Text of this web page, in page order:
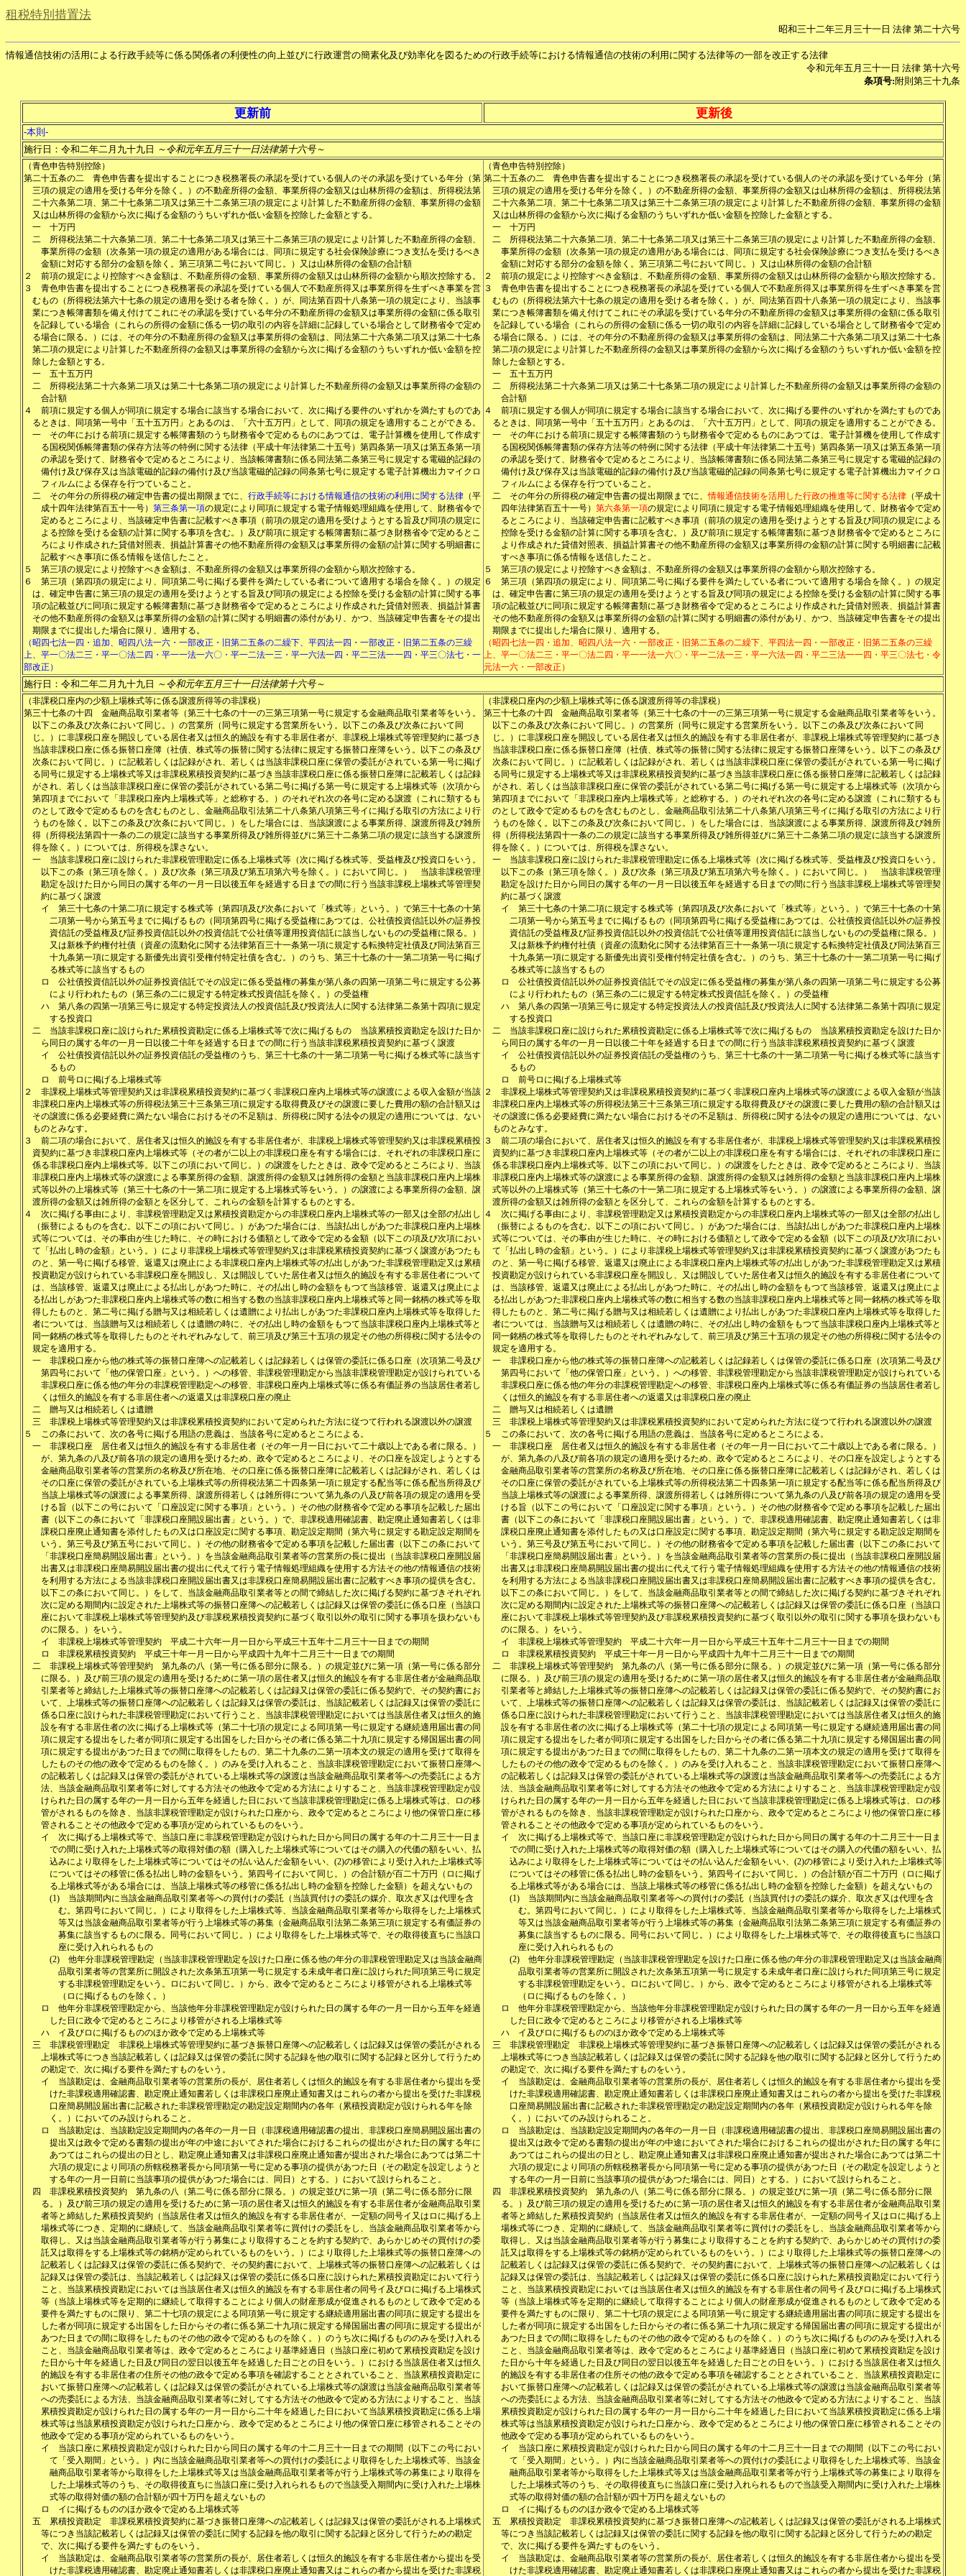
租税特別措置法
昭和三十二年三月三十一日 法律 第二十六号
情報通信技術の活用による行政手続等に係る関係者の利便性の向上並びに行政運営の簡素化及び効率化を図るための行政手続等における情報通信の技術の利用に関する法律等の一部を改正する法律
令和元年五月三十一日 法律 第十六号
条項号:附則第三十九条
更新前 更新後
-本則-
施行日：令和二年二月九十九日 ～令和元年五月三十一日法律第十六号～
（青色申告特別控除）
（青色申告特別控除）
第二十五条の二
青色申告書を提出することにつき税務署長の承認を受けている個人のその承認を受けている年分（第
三項の規定の適用を受ける年分を除く。）の不動産所得の金額、事業所得の金額又は山林所得の金額は、所得税法第
二十六条第二項、第二十七条第二項又は第三十二条第三項の規定により計算した不動産所得の金額、事業所得の金額
又は山林所得の金額から次に掲げる金額のうちいずれか低い金額を控除した金額とする。
第二十五条の二
青色申告書を提出することにつき税務署長の承認を受けている個人のその承認を受けている年分（第
三項の規定の適用を受ける年分を除く。）の不動産所得の金額、事業所得の金額又は山林所得の金額は、所得税法第
二十六条第二項、第二十七条第二項又は第三十二条第三項の規定により計算した不動産所得の金額、事業所得の金額
又は山林所得の金額から次に掲げる金額のうちいずれか低い金額を控除した金額とする。
一
十万円 一
十万円
二
所得税法第二十六条第二項、第二十七条第二項又は第三十二条第三項の規定により計算した不動産所得の金額、
事業所得の金額（次条第一項の規定の適用がある場合には、同項に規定する社会保険診療につき支払を受けるべき
金額に対応する部分の金額を除く。第三項第二号において同じ。）又は山林所得の金額の合計額
二
所得税法第二十六条第二項、第二十七条第二項又は第三十二条第三項の規定により計算した不動産所得の金額、
事業所得の金額（次条第一項の規定の適用がある場合には、同項に規定する社会保険診療につき支払を受けるべき
金額に対応する部分の金額を除く。第三項第二号において同じ。）又は山林所得の金額の合計額
２
前項の規定により控除すべき金額は、不動産所得の金額、事業所得の金額又は山林所得の金額から順次控除する。 ２
前項の規定により控除すべき金額は、不動産所得の金額、事業所得の金額又は山林所得の金額から順次控除する。
３
青色申告書を提出することにつき税務署長の承認を受けている個人で不動産所得又は事業所得を生ずべき事業を営
むもの（所得税法第六十七条の規定の適用を受ける者を除く。）が、同法第百四十八条第一項の規定により、当該事
業につき帳簿書類を備え付けてこれにその承認を受けている年分の不動産所得の金額又は事業所得の金額に係る取引
を記録している場合（これらの所得の金額に係る一切の取引の内容を詳細に記録している場合として財務省令で定め
る場合に限る。）には、その年分の不動産所得の金額又は事業所得の金額は、同法第二十六条第二項又は第二十七条
第二項の規定により計算した不動産所得の金額又は事業所得の金額から次に掲げる金額のうちいずれか低い金額を控
除した金額とする。
３
青色申告書を提出することにつき税務署長の承認を受けている個人で不動産所得又は事業所得を生ずべき事業を営
むもの（所得税法第六十七条の規定の適用を受ける者を除く。）が、同法第百四十八条第一項の規定により、当該事
業につき帳簿書類を備え付けてこれにその承認を受けている年分の不動産所得の金額又は事業所得の金額に係る取引
を記録している場合（これらの所得の金額に係る一切の取引の内容を詳細に記録している場合として財務省令で定め
る場合に限る。）には、その年分の不動産所得の金額又は事業所得の金額は、同法第二十六条第二項又は第二十七条
第二項の規定により計算した不動産所得の金額又は事業所得の金額から次に掲げる金額のうちいずれか低い金額を控
除した金額とする。
一
五十五万円 一
五十五万円
二
所得税法第二十六条第二項又は第二十七条第二項の規定により計算した不動産所得の金額又は事業所得の金額の
合計額
二
所得税法第二十六条第二項又は第二十七条第二項の規定により計算した不動産所得の金額又は事業所得の金額の
合計額
４
前項に規定する個人が同項に規定する場合に該当する場合において、次に掲げる要件のいずれかを満たすものであ
るときは、同項第一号中「五十五万円」とあるのは、「六十五万円」として、同項の規定を適用することができる。
４
前項に規定する個人が同項に規定する場合に該当する場合において、次に掲げる要件のいずれかを満たすものであ
るときは、同項第一号中「五十五万円」とあるのは、「六十五万円」として、同項の規定を適用することができる。
一
その年における前項に規定する帳簿書類のうち財務省令で定めるものにあつては、電子計算機を使用して作成す
る国税関係帳簿書類の保存方法等の特例に関する法律（平成十年法律第二十五号）第四条第一項又は第五条第一項
の承認を受けて、財務省令で定めるところにより、当該帳簿書類に係る同法第二条第三号に規定する電磁的記録の
備付け及び保存又は当該電磁的記録の備付け及び当該電磁的記録の同条第七号に規定する電子計算機出力マイクロ
フィルムによる保存を行つていること。
一
その年における前項に規定する帳簿書類のうち財務省令で定めるものにあつては、電子計算機を使用して作成す
る国税関係帳簿書類の保存方法等の特例に関する法律（平成十年法律第二十五号）第四条第一項又は第五条第一項
の承認を受けて、財務省令で定めるところにより、当該帳簿書類に係る同法第二条第三号に規定する電磁的記録の
備付け及び保存又は当該電磁的記録の備付け及び当該電磁的記録の同条第七号に規定する電子計算機出力マイクロ
フィルムによる保存を行つていること。
二
その年分の所得税の確定申告書の提出期限までに、 行政手続等における情報通信の技術の利用に関する法律 （平
成十四年法律第百五十一号） 第三条第一項の規定により同項に規定する電子情報処理組織を使用して、財務省令で
定めるところにより、当該確定申告書に記載すべき事項（前項の規定の適用を受けようとする旨及び同項の規定に
よる控除を受ける金額の計算に関する事項を含む。）及び前項に規定する帳簿書類に基づき財務省令で定めるとこ
ろにより作成された貸借対照表、損益計算書その他不動産所得の金額又は事業所得の金額の計算に関する明細書に
記載すべき事項に係る情報を送信したこと。
二 その年分の所得税の確定申告書の提出期限までに、情報通信技術を活用した行政の推進等に関する法律 （平成十
四年法律第百五十一号） 第六条第一項の規定により同項に規定する電子情報処理組織を使用して、財務省令で定め
るところにより、当該確定申告書に記載すべき事項（前項の規定の適用を受けようとする旨及び同項の規定による
控除を受ける金額の計算に関する事項を含む。）及び前項に規定する帳簿書類に基づき財務省令で定めるところに
より作成された貸借対照表、損益計算書その他不動産所得の金額又は事業所得の金額の計算に関する明細書に記載
すべき事項に係る情報を送信したこと。
５
第三項の規定により控除すべき金額は、不動産所得の金額又は事業所得の金額から順次控除する。 ５
第三項の規定により控除すべき金額は、不動産所得の金額又は事業所得の金額から順次控除する。
６
第三項（第四項の規定により、同項第二号に掲げる要件を満たしている者について適用する場合を除く。）の規定
は、確定申告書に第三項の規定の適用を受けようとする旨及び同項の規定による控除を受ける金額の計算に関する事
項の記載並びに同項に規定する帳簿書類に基づき財務省令で定めるところにより作成された貸借対照表、損益計算書
その他不動産所得の金額又は事業所得の金額の計算に関する明細書の添付があり、かつ、当該確定申告書をその提出
期限までに提出した場合に限り、適用する。
６
第三項（第四項の規定により、同項第二号に掲げる要件を満たしている者について適用する場合を除く。）の規定
は、確定申告書に第三項の規定の適用を受けようとする旨及び同項の規定による控除を受ける金額の計算に関する事
項の記載並びに同項に規定する帳簿書類に基づき財務省令で定めるところにより作成された貸借対照表、損益計算書
その他不動産所得の金額又は事業所得の金額の計算に関する明細書の添付があり、かつ、当該確定申告書をその提出
期限までに提出した場合に限り、適用する。
（昭四七法一四・追加、昭四八法一六・一部改正・旧第二五条の二繰下、平四法一四・一部改正・旧第二五条の三繰
上、平一〇法二三・平一〇法二四・平一一法一六〇・平一二法一三・平一六法一四・平二三法一一四・平三〇法七・一
部改正）
（昭四七法一四・追加、昭四八法一六・一部改正・旧第二五条の二繰下、平四法一四・一部改正・旧第二五条の三繰
上、平一〇法二三・平一〇法二四・平一一法一六〇・平一二法一三・平一六法一四・平二三法一一四・平三〇法七・令
元法一六・一部改正）
施行日：令和二年二月九十九日 ～令和元年五月三十一日法律第十六号～
（非課税口座内の少額上場株式等に係る譲渡所得等の非課税）
（非課税口座内の少額上場株式等に係る譲渡所得等の非課税）
第三十七条の十四
金融商品取引業者等（第三十七条の十一の三第三項第一号に規定する金融商品取引業者等をいう。
以下この条及び次条において同じ。）の営業所（同号に規定する営業所をいう。以下この条及び次条において同
じ。）に非課税口座を開設している居住者又は恒久的施設を有する非居住者が、非課税上場株式等管理契約に基づき
当該非課税口座に係る振替口座簿（社債、株式等の振替に関する法律に規定する振替口座簿をいう。以下この条及び
次条において同じ。）に記載若しくは記録がされ、若しくは当該非課税口座に保管の委託がされている第一号に掲げ
る同号に規定する上場株式等又は非課税累積投資契約に基づき当該非課税口座に係る振替口座簿に記載若しくは記録
がされ、若しくは当該非課税口座に保管の委託がされている第二号に掲げる第一号に規定する上場株式等（次項から
第四項までにおいて「非課税口座内上場株式等」と総称する。）のそれぞれ次の各号に定める譲渡（これに類するも
のとして政令で定めるものを含むものとし、金融商品取引法第二十八条第八項第三号イに掲げる取引の方法により行
うものを除く。以下この条及び次条において同じ。）をした場合には、当該譲渡による事業所得、譲渡所得及び雑所
得（所得税法第四十一条の二の規定に該当する事業所得及び雑所得並びに第三十二条第二項の規定に該当する譲渡所
得を除く。）については、所得税を課さない。
第三十七条の十四
金融商品取引業者等（第三十七条の十一の三第三項第一号に規定する金融商品取引業者等をいう。
以下この条及び次条において同じ。）の営業所（同号に規定する営業所をいう。以下この条及び次条において同
じ。）に非課税口座を開設している居住者又は恒久的施設を有する非居住者が、非課税上場株式等管理契約に基づき
当該非課税口座に係る振替口座簿（社債、株式等の振替に関する法律に規定する振替口座簿をいう。以下この条及び
次条において同じ。）に記載若しくは記録がされ、若しくは当該非課税口座に保管の委託がされている第一号に掲げ
る同号に規定する上場株式等又は非課税累積投資契約に基づき当該非課税口座に係る振替口座簿に記載若しくは記録
がされ、若しくは当該非課税口座に保管の委託がされている第二号に掲げる第一号に規定する上場株式等（次項から
第四項までにおいて「非課税口座内上場株式等」と総称する。）のそれぞれ次の各号に定める譲渡（これに類するも
のとして政令で定めるものを含むものとし、金融商品取引法第二十八条第八項第三号イに掲げる取引の方法により行
うものを除く。以下この条及び次条において同じ。）をした場合には、当該譲渡による事業所得、譲渡所得及び雑所
得（所得税法第四十一条の二の規定に該当する事業所得及び雑所得並びに第三十二条第二項の規定に該当する譲渡所
得を除く。）については、所得税を課さない。
一
当該非課税口座に設けられた非課税管理勘定に係る上場株式等（次に掲げる株式等、受益権及び投資口をいう。
以下この条（第三項を除く。）及び次条（第三項及び第五項第六号を除く。）において同じ。） 当該非課税管理
勘定を設けた日から同日の属する年の一月一日以後五年を経過する日までの間に行う当該非課税上場株式等管理契
約に基づく譲渡
一
当該非課税口座に設けられた非課税管理勘定に係る上場株式等（次に掲げる株式等、受益権及び投資口をいう。
以下この条（第三項を除く。）及び次条（第三項及び第五項第六号を除く。）において同じ。） 当該非課税管理
勘定を設けた日から同日の属する年の一月一日以後五年を経過する日までの間に行う当該非課税上場株式等管理契
約に基づく譲渡
イ
第三十七条の十第二項に規定する株式等（第四項及び次条において「株式等」という。）で第三十七条の十第
二項第一号から第五号までに掲げるもの（同項第四号に掲げる受益権にあつては、公社債投資信託以外の証券投
資信託の受益権及び証券投資信託以外の投資信託で公社債等運用投資信託に該当しないものの受益権に限る。）
又は新株予約権付社債（資産の流動化に関する法律第百三十一条第一項に規定する転換特定社債及び同法第百三
十九条第一項に規定する新優先出資引受権付特定社債を含む。）のうち、第三十七条の十一第二項第一号に掲げ
る株式等に該当するもの
イ
第三十七条の十第二項に規定する株式等（第四項及び次条において「株式等」という。）で第三十七条の十第
二項第一号から第五号までに掲げるもの（同項第四号に掲げる受益権にあつては、公社債投資信託以外の証券投
資信託の受益権及び証券投資信託以外の投資信託で公社債等運用投資信託に該当しないものの受益権に限る。）
又は新株予約権付社債（資産の流動化に関する法律第百三十一条第一項に規定する転換特定社債及び同法第百三
十九条第一項に規定する新優先出資引受権付特定社債を含む。）のうち、第三十七条の十一第二項第一号に掲げ
る株式等に該当するもの
ロ
公社債投資信託以外の証券投資信託でその設定に係る受益権の募集が第八条の四第一項第二号に規定する公募
により行われたもの（第三条の二に規定する特定株式投資信託を除く。）の受益権
ロ
公社債投資信託以外の証券投資信託でその設定に係る受益権の募集が第八条の四第一項第二号に規定する公募
により行われたもの（第三条の二に規定する特定株式投資信託を除く。）の受益権
ハ
第八条の四第一項第三号に規定する特定投資法人の投資信託及び投資法人に関する法律第二条第十四項に規定
する投資口
ハ
第八条の四第一項第三号に規定する特定投資法人の投資信託及び投資法人に関する法律第二条第十四項に規定
する投資口
二
当該非課税口座に設けられた累積投資勘定に係る上場株式等で次に掲げるもの 当該累積投資勘定を設けた日か
ら同日の属する年の一月一日以後二十年を経過する日までの間に行う当該非課税累積投資契約に基づく譲渡
二
当該非課税口座に設けられた累積投資勘定に係る上場株式等で次に掲げるもの 当該累積投資勘定を設けた日か
ら同日の属する年の一月一日以後二十年を経過する日までの間に行う当該非課税累積投資契約に基づく譲渡
イ
公社債投資信託以外の証券投資信託の受益権のうち、第三十七条の十一第二項第一号に掲げる株式等に該当す
るもの
イ
公社債投資信託以外の証券投資信託の受益権のうち、第三十七条の十一第二項第一号に掲げる株式等に該当す
るもの
ロ
前号ロに掲げる上場株式等 ロ
前号ロに掲げる上場株式等
２
非課税上場株式等管理契約又は非課税累積投資契約に基づく非課税口座内上場株式等の譲渡による収入金額が当該
非課税口座内上場株式等の所得税法第三十三条第三項に規定する取得費及びその譲渡に要した費用の額の合計額又は
その譲渡に係る必要経費に満たない場合におけるその不足額は、所得税に関する法令の規定の適用については、ない
ものとみなす。
２
非課税上場株式等管理契約又は非課税累積投資契約に基づく非課税口座内上場株式等の譲渡による収入金額が当該
非課税口座内上場株式等の所得税法第三十三条第三項に規定する取得費及びその譲渡に要した費用の額の合計額又は
その譲渡に係る必要経費に満たない場合におけるその不足額は、所得税に関する法令の規定の適用については、ない
ものとみなす。
３
前二項の場合において、居住者又は恒久的施設を有する非居住者が、非課税上場株式等管理契約又は非課税累積投
資契約に基づき非課税口座内上場株式等（その者が二以上の非課税口座を有する場合には、それぞれの非課税口座に
係る非課税口座内上場株式等。以下この項において同じ。）の譲渡をしたときは、政令で定めるところにより、当該
非課税口座内上場株式等の譲渡による事業所得の金額、譲渡所得の金額又は雑所得の金額と当該非課税口座内上場株
式等以外の上場株式等（第三十七条の十一第二項に規定する上場株式等をいう。）の譲渡による事業所得の金額、譲
渡所得の金額又は雑所得の金額とを区分して、これらの金額を計算するものとする。
３
前二項の場合において、居住者又は恒久的施設を有する非居住者が、非課税上場株式等管理契約又は非課税累積投
資契約に基づき非課税口座内上場株式等（その者が二以上の非課税口座を有する場合には、それぞれの非課税口座に
係る非課税口座内上場株式等。以下この項において同じ。）の譲渡をしたときは、政令で定めるところにより、当該
非課税口座内上場株式等の譲渡による事業所得の金額、譲渡所得の金額又は雑所得の金額と当該非課税口座内上場株
式等以外の上場株式等（第三十七条の十一第二項に規定する上場株式等をいう。）の譲渡による事業所得の金額、譲
渡所得の金額又は雑所得の金額とを区分して、これらの金額を計算するものとする。
４
次に掲げる事由により、非課税管理勘定又は累積投資勘定からの非課税口座内上場株式等の一部又は全部の払出し
（振替によるものを含む。以下この項において同じ。）があつた場合には、当該払出しがあつた非課税口座内上場株
式等については、その事由が生じた時に、その時における価額として政令で定める金額（以下この項及び次項におい
て「払出し時の金額」という。）により非課税上場株式等管理契約又は非課税累積投資契約に基づく譲渡があつたも
のと、第一号に掲げる移管、返還又は廃止による非課税口座内上場株式等の払出しがあつた非課税管理勘定又は累積
投資勘定が設けられている非課税口座を開設し、又は開設していた居住者又は恒久的施設を有する非居住者について
は、当該移管、返還又は廃止による払出しがあつた時に、その払出し時の金額をもつて当該移管、返還又は廃止によ
る払出しがあつた非課税口座内上場株式等の数に相当する数の当該非課税口座内上場株式等と同一銘柄の株式等を取
得したものと、第二号に掲げる贈与又は相続若しくは遺贈により払出しがあつた非課税口座内上場株式等を取得した
者については、当該贈与又は相続若しくは遺贈の時に、その払出し時の金額をもつて当該非課税口座内上場株式等と
同一銘柄の株式等を取得したものとそれぞれみなして、前三項及び第三十五項の規定その他の所得税に関する法令の
規定を適用する。
４
次に掲げる事由により、非課税管理勘定又は累積投資勘定からの非課税口座内上場株式等の一部又は全部の払出し
（振替によるものを含む。以下この項において同じ。）があつた場合には、当該払出しがあつた非課税口座内上場株
式等については、その事由が生じた時に、その時における価額として政令で定める金額（以下この項及び次項におい
て「払出し時の金額」という。）により非課税上場株式等管理契約又は非課税累積投資契約に基づく譲渡があつたも
のと、第一号に掲げる移管、返還又は廃止による非課税口座内上場株式等の払出しがあつた非課税管理勘定又は累積
投資勘定が設けられている非課税口座を開設し、又は開設していた居住者又は恒久的施設を有する非居住者について
は、当該移管、返還又は廃止による払出しがあつた時に、その払出し時の金額をもつて当該移管、返還又は廃止によ
る払出しがあつた非課税口座内上場株式等の数に相当する数の当該非課税口座内上場株式等と同一銘柄の株式等を取
得したものと、第二号に掲げる贈与又は相続若しくは遺贈により払出しがあつた非課税口座内上場株式等を取得した
者については、当該贈与又は相続若しくは遺贈の時に、その払出し時の金額をもつて当該非課税口座内上場株式等と
同一銘柄の株式等を取得したものとそれぞれみなして、前三項及び第三十五項の規定その他の所得税に関する法令の
規定を適用する。
一
非課税口座から他の株式等の振替口座簿への記載若しくは記録若しくは保管の委託に係る口座（次項第二号及び
第四号において「他の保管口座」という。）への移管、非課税管理勘定から当該非課税管理勘定が設けられている
非課税口座に係る他の年分の非課税管理勘定への移管、非課税口座内上場株式等に係る有価証券の当該居住者若し
くは恒久的施設を有する非居住者への返還又は非課税口座の廃止
一
非課税口座から他の株式等の振替口座簿への記載若しくは記録若しくは保管の委託に係る口座（次項第二号及び
第四号において「他の保管口座」という。）への移管、非課税管理勘定から当該非課税管理勘定が設けられている
非課税口座に係る他の年分の非課税管理勘定への移管、非課税口座内上場株式等に係る有価証券の当該居住者若し
くは恒久的施設を有する非居住者への返還又は非課税口座の廃止
二
贈与又は相続若しくは遺贈 二
贈与又は相続若しくは遺贈
三
非課税上場株式等管理契約又は非課税累積投資契約において定められた方法に従つて行われる譲渡以外の譲渡 三
非課税上場株式等管理契約又は非課税累積投資契約において定められた方法に従つて行われる譲渡以外の譲渡
５
この条において、次の各号に掲げる用語の意義は、当該各号に定めるところによる。 ５
この条において、次の各号に掲げる用語の意義は、当該各号に定めるところによる。
一
非課税口座 居住者又は恒久的施設を有する非居住者（その年一月一日において二十歳以上である者に限る。）
が、第九条の八及び前各項の規定の適用を受けるため、政令で定めるところにより、その口座を設定しようとする
金融商品取引業者等の営業所の名称及び所在地、その口座に係る振替口座簿に記載若しくは記録がされ、若しくは
その口座に保管の委託がされている上場株式等の所得税法第二十四条第一項に規定する配当等に係る配当所得及び
当該上場株式等の譲渡による事業所得、譲渡所得若しくは雑所得について第九条の八及び前各項の規定の適用を受
ける旨（以下この号において「口座設定に関する事項」という。）その他の財務省令で定める事項を記載した届出
書（以下この条において「非課税口座開設届出書」という。）で、非課税適用確認書、勘定廃止通知書若しくは非
課税口座廃止通知書を添付したもの又は口座設定に関する事項、勘定設定期間（第六号に規定する勘定設定期間を
いう。第三号及び第五号において同じ。）その他の財務省令で定める事項を記載した届出書（以下この条において
「非課税口座簡易開設届出書」という。）を当該金融商品取引業者等の営業所の長に提出（当該非課税口座開設届
出書又は非課税口座簡易開設届出書の提出に代えて行う電子情報処理組織を使用する方法その他の情報通信の技術
を利用する方法による当該非課税口座開設届出書又は非課税口座簡易開設届出書に記載すべき事項の提供を含む。
以下この条において同じ。）をして、当該金融商品取引業者等との間で締結した次に掲げる契約に基づきそれぞれ
次に定める期間内に設定された上場株式等の振替口座簿への記載若しくは記録又は保管の委託に係る口座（当該口
座において非課税上場株式等管理契約及び非課税累積投資契約に基づく取引以外の取引に関する事項を扱わないも
のに限る。）をいう。
一
非課税口座 居住者又は恒久的施設を有する非居住者（その年一月一日において二十歳以上である者に限る。）
が、第九条の八及び前各項の規定の適用を受けるため、政令で定めるところにより、その口座を設定しようとする
金融商品取引業者等の営業所の名称及び所在地、その口座に係る振替口座簿に記載若しくは記録がされ、若しくは
その口座に保管の委託がされている上場株式等の所得税法第二十四条第一項に規定する配当等に係る配当所得及び
当該上場株式等の譲渡による事業所得、譲渡所得若しくは雑所得について第九条の八及び前各項の規定の適用を受
ける旨（以下この号において「口座設定に関する事項」という。）その他の財務省令で定める事項を記載した届出
書（以下この条において「非課税口座開設届出書」という。）で、非課税適用確認書、勘定廃止通知書若しくは非
課税口座廃止通知書を添付したもの又は口座設定に関する事項、勘定設定期間（第六号に規定する勘定設定期間を
いう。第三号及び第五号において同じ。）その他の財務省令で定める事項を記載した届出書（以下この条において
「非課税口座簡易開設届出書」という。）を当該金融商品取引業者等の営業所の長に提出（当該非課税口座開設届
出書又は非課税口座簡易開設届出書の提出に代えて行う電子情報処理組織を使用する方法その他の情報通信の技術
を利用する方法による当該非課税口座開設届出書又は非課税口座簡易開設届出書に記載すべき事項の提供を含む。
以下この条において同じ。）をして、当該金融商品取引業者等との間で締結した次に掲げる契約に基づきそれぞれ
次に定める期間内に設定された上場株式等の振替口座簿への記載若しくは記録又は保管の委託に係る口座（当該口
座において非課税上場株式等管理契約及び非課税累積投資契約に基づく取引以外の取引に関する事項を扱わないも
のに限る。）をいう。
イ
非課税上場株式等管理契約 平成二十六年一月一日から平成三十五年十二月三十一日までの期間 イ
非課税上場株式等管理契約 平成二十六年一月一日から平成三十五年十二月三十一日までの期間
ロ
非課税累積投資契約 平成三十年一月一日から平成四十九年十二月三十一日までの期間 ロ
非課税累積投資契約 平成三十年一月一日から平成四十九年十二月三十一日までの期間
二
非課税上場株式等管理契約 第九条の八（第一号に係る部分に限る。）の規定並びに第一項（第一号に係る部分
に限る。）及び前三項の規定の適用を受けるために第一項の居住者又は恒久的施設を有する非居住者が金融商品取
引業者等と締結した上場株式等の振替口座簿への記載若しくは記録又は保管の委託に係る契約で、その契約書にお
いて、上場株式等の振替口座簿への記載若しくは記録又は保管の委託は、当該記載若しくは記録又は保管の委託に
係る口座に設けられた非課税管理勘定において行うこと、当該非課税管理勘定においては当該居住者又は恒久的施
設を有する非居住者の次に掲げる上場株式等（第二十七項の規定による同項第一号に規定する継続適用届出書の同
項に規定する提出をした者が同項に規定する出国をした日からその者に係る第二十九項に規定する帰国届出書の同
項に規定する提出があつた日までの間に取得をしたもの、第二十九条の二第一項本文の規定の適用を受けて取得を
したものその他の政令で定めるものを除く。）のみを受け入れること、当該非課税管理勘定において振替口座簿へ
の記載若しくは記録又は保管の委託がされている上場株式等の譲渡は当該金融商品取引業者等への売委託による方
法、当該金融商品取引業者等に対してする方法その他政令で定める方法によりすること、当該非課税管理勘定が設
けられた日の属する年の一月一日から五年を経過した日において当該非課税管理勘定に係る上場株式等は、ロの移
管がされるものを除き、当該非課税管理勘定が設けられた口座から、政令で定めるところにより他の保管口座に移
管されることその他政令で定める事項が定められているものをいう。
二
非課税上場株式等管理契約 第九条の八（第一号に係る部分に限る。）の規定並びに第一項（第一号に係る部分
に限る。）及び前三項の規定の適用を受けるために第一項の居住者又は恒久的施設を有する非居住者が金融商品取
引業者等と締結した上場株式等の振替口座簿への記載若しくは記録又は保管の委託に係る契約で、その契約書にお
いて、上場株式等の振替口座簿への記載若しくは記録又は保管の委託は、当該記載若しくは記録又は保管の委託に
係る口座に設けられた非課税管理勘定において行うこと、当該非課税管理勘定においては当該居住者又は恒久的施
設を有する非居住者の次に掲げる上場株式等（第二十七項の規定による同項第一号に規定する継続適用届出書の同
項に規定する提出をした者が同項に規定する出国をした日からその者に係る第二十九項に規定する帰国届出書の同
項に規定する提出があつた日までの間に取得をしたもの、第二十九条の二第一項本文の規定の適用を受けて取得を
したものその他の政令で定めるものを除く。）のみを受け入れること、当該非課税管理勘定において振替口座簿へ
の記載若しくは記録又は保管の委託がされている上場株式等の譲渡は当該金融商品取引業者等への売委託による方
法、当該金融商品取引業者等に対してする方法その他政令で定める方法によりすること、当該非課税管理勘定が設
けられた日の属する年の一月一日から五年を経過した日において当該非課税管理勘定に係る上場株式等は、ロの移
管がされるものを除き、当該非課税管理勘定が設けられた口座から、政令で定めるところにより他の保管口座に移
管されることその他政令で定める事項が定められているものをいう。
イ
次に掲げる上場株式等で、当該口座に非課税管理勘定が設けられた日から同日の属する年の十二月三十一日ま
での間に受け入れた上場株式等の取得対価の額（購入した上場株式等についてはその購入の代価の額をいい、払
込みにより取得をした上場株式等についてはその払い込んだ金額をいい、(2)の移管により受け入れた上場株式等
についてはその移管に係る払出し時の金額をいう。第四号イにおいて同じ。）の合計額が百二十万円（ロに掲げ
る上場株式等がある場合には、当該上場株式等の移管に係る払出し時の金額を控除した金額）を超えないもの
イ
次に掲げる上場株式等で、当該口座に非課税管理勘定が設けられた日から同日の属する年の十二月三十一日ま
での間に受け入れた上場株式等の取得対価の額（購入した上場株式等についてはその購入の代価の額をいい、払
込みにより取得をした上場株式等についてはその払い込んだ金額をいい、(2)の移管により受け入れた上場株式等
についてはその移管に係る払出し時の金額をいう。第四号イにおいて同じ。）の合計額が百二十万円（ロに掲げ
る上場株式等がある場合には、当該上場株式等の移管に係る払出し時の金額を控除した金額）を超えないもの
(1)
当該期間内に当該金融商品取引業者等への買付けの委託（当該買付けの委託の媒介、取次ぎ又は代理を含
む。第四号において同じ。）により取得をした上場株式等、当該金融商品取引業者等から取得をした上場株式
等又は当該金融商品取引業者等が行う上場株式等の募集（金融商品取引法第二条第三項に規定する有価証券の
募集に該当するものに限る。同号において同じ。）により取得をした上場株式等で、その取得後直ちに当該口
座に受け入れられるもの
(1)
当該期間内に当該金融商品取引業者等への買付けの委託（当該買付けの委託の媒介、取次ぎ又は代理を含
む。第四号において同じ。）により取得をした上場株式等、当該金融商品取引業者等から取得をした上場株式
等又は当該金融商品取引業者等が行う上場株式等の募集（金融商品取引法第二条第三項に規定する有価証券の
募集に該当するものに限る。同号において同じ。）により取得をした上場株式等で、その取得後直ちに当該口
座に受け入れられるもの
(2)
他年分非課税管理勘定（当該非課税管理勘定を設けた口座に係る他の年分の非課税管理勘定又は当該金融商
品取引業者等の営業所に開設された次条第五項第一号に規定する未成年者口座に設けられた同項第三号に規定
する非課税管理勘定をいう。ロにおいて同じ。）から、政令で定めるところにより移管がされる上場株式等
（ロに掲げるものを除く。）
(2)
他年分非課税管理勘定（当該非課税管理勘定を設けた口座に係る他の年分の非課税管理勘定又は当該金融商
品取引業者等の営業所に開設された次条第五項第一号に規定する未成年者口座に設けられた同項第三号に規定
する非課税管理勘定をいう。ロにおいて同じ。）から、政令で定めるところにより移管がされる上場株式等
（ロに掲げるものを除く。）
ロ
他年分非課税管理勘定から、当該他年分非課税管理勘定が設けられた日の属する年の一月一日から五年を経過
した日に政令で定めるところにより移管がされる上場株式等
ロ
他年分非課税管理勘定から、当該他年分非課税管理勘定が設けられた日の属する年の一月一日から五年を経過
した日に政令で定めるところにより移管がされる上場株式等
ハ
イ及びロに掲げるもののほか政令で定める上場株式等 ハ
イ及びロに掲げるもののほか政令で定める上場株式等
三
非課税管理勘定 非課税上場株式等管理契約に基づき振替口座簿への記載若しくは記録又は保管の委託がされる
上場株式等につき当該記載若しくは記録又は保管の委託に関する記録を他の取引に関する記録と区分して行うため
の勘定で、次に掲げる要件を満たすものをいう。
三
非課税管理勘定 非課税上場株式等管理契約に基づき振替口座簿への記載若しくは記録又は保管の委託がされる
上場株式等につき当該記載若しくは記録又は保管の委託に関する記録を他の取引に関する記録と区分して行うため
の勘定で、次に掲げる要件を満たすものをいう。
イ
当該勘定は、金融商品取引業者等の営業所の長が、居住者若しくは恒久的施設を有する非居住者から提出を受
けた非課税適用確認書、勘定廃止通知書若しくは非課税口座廃止通知書又はこれらの者から提出を受けた非課税
口座簡易開設届出書に記載された非課税管理勘定の勘定設定期間内の各年（累積投資勘定が設けられる年を除
く。）においてのみ設けられること。
イ
当該勘定は、金融商品取引業者等の営業所の長が、居住者若しくは恒久的施設を有する非居住者から提出を受
けた非課税適用確認書、勘定廃止通知書若しくは非課税口座廃止通知書又はこれらの者から提出を受けた非課税
口座簡易開設届出書に記載された非課税管理勘定の勘定設定期間内の各年（累積投資勘定が設けられる年を除
く。）においてのみ設けられること。
ロ
当該勘定は、当該勘定設定期間内の各年の一月一日（非課税適用確認書の提出、非課税口座簡易開設届出書の
提出又は政令で定める書類の提出が年の中途においてされた場合におけるこれらの提出がされた日の属する年に
あつてはこれらの提出の日とし、勘定廃止通知書又は非課税口座廃止通知書が提出された場合にあつては第二十
六項の規定により同項の所轄税務署長から同項第一号に定める事項の提供があつた日（その勘定を設定しようと
する年の一月一日前に当該事項の提供があつた場合には、同日）とする。）において設けられること。
ロ
当該勘定は、当該勘定設定期間内の各年の一月一日（非課税適用確認書の提出、非課税口座簡易開設届出書の
提出又は政令で定める書類の提出が年の中途においてされた場合におけるこれらの提出がされた日の属する年に
あつてはこれらの提出の日とし、勘定廃止通知書又は非課税口座廃止通知書が提出された場合にあつては第二十
六項の規定により同項の所轄税務署長から同項第一号に定める事項の提供があつた日（その勘定を設定しようと
する年の一月一日前に当該事項の提供があつた場合には、同日）とする。）において設けられること。
四
非課税累積投資契約 第九条の八（第二号に係る部分に限る。）の規定並びに第一項（第二号に係る部分に限
る。）及び前三項の規定の適用を受けるために第一項の居住者又は恒久的施設を有する非居住者が金融商品取引業
者等と締結した累積投資契約（当該居住者又は恒久的施設を有する非居住者が、一定額の同号イ又はロに掲げる上
場株式等につき、定期的に継続して、当該金融商品取引業者等に買付けの委託をし、当該金融商品取引業者等から
取得し、又は当該金融商品取引業者等が行う募集により取得することを約する契約で、あらかじめその買付けの委
託又は取得をする上場株式等の銘柄が定められているものをいう。）により取得した上場株式等の振替口座簿への
記載若しくは記録又は保管の委託に係る契約で、その契約書において、上場株式等の振替口座簿への記載若しくは
記録又は保管の委託は、当該記載若しくは記録又は保管の委託に係る口座に設けられた累積投資勘定において行う
こと、当該累積投資勘定においては当該居住者又は恒久的施設を有する非居住者の同号イ及びロに掲げる上場株式
等（当該上場株式等を定期的に継続して取得することにより個人の財産形成が促進されるものとして政令で定める
要件を満たすものに限り、第二十七項の規定による同項第一号に規定する継続適用届出書の同項に規定する提出を
した者が同項に規定する出国をした日からその者に係る第二十九項に規定する帰国届出書の同項に規定する提出が
あつた日までの間に取得をしたものその他の政令で定めるものを除く。）のうち次に掲げるもののみを受け入れる
こと、当該金融商品取引業者等は、政令で定めるところにより基準経過日（当該口座に初めて累積投資勘定を設け
た日から十年を経過した日及び同日の翌日以後五年を経過した日ごとの日をいう。）における当該居住者又は恒久
的施設を有する非居住者の住所その他の政令で定める事項を確認することとされていること、当該累積投資勘定に
おいて振替口座簿への記載若しくは記録又は保管の委託がされている上場株式等の譲渡は当該金融商品取引業者等
への売委託による方法、当該金融商品取引業者等に対してする方法その他政令で定める方法によりすること、当該
累積投資勘定が設けられた日の属する年の一月一日から二十年を経過した日において当該累積投資勘定に係る上場
株式等は当該累積投資勘定が設けられた口座から、政令で定めるところにより他の保管口座に移管されることその
他政令で定める事項が定められているものをいう。
四
非課税累積投資契約 第九条の八（第二号に係る部分に限る。）の規定並びに第一項（第二号に係る部分に限
る。）及び前三項の規定の適用を受けるために第一項の居住者又は恒久的施設を有する非居住者が金融商品取引業
者等と締結した累積投資契約（当該居住者又は恒久的施設を有する非居住者が、一定額の同号イ又はロに掲げる上
場株式等につき、定期的に継続して、当該金融商品取引業者等に買付けの委託をし、当該金融商品取引業者等から
取得し、又は当該金融商品取引業者等が行う募集により取得することを約する契約で、あらかじめその買付けの委
託又は取得をする上場株式等の銘柄が定められているものをいう。）により取得した上場株式等の振替口座簿への
記載若しくは記録又は保管の委託に係る契約で、その契約書において、上場株式等の振替口座簿への記載若しくは
記録又は保管の委託は、当該記載若しくは記録又は保管の委託に係る口座に設けられた累積投資勘定において行う
こと、当該累積投資勘定においては当該居住者又は恒久的施設を有する非居住者の同号イ及びロに掲げる上場株式
等（当該上場株式等を定期的に継続して取得することにより個人の財産形成が促進されるものとして政令で定める
要件を満たすものに限り、第二十七項の規定による同項第一号に規定する継続適用届出書の同項に規定する提出を
した者が同項に規定する出国をした日からその者に係る第二十九項に規定する帰国届出書の同項に規定する提出が
あつた日までの間に取得をしたものその他の政令で定めるものを除く。）のうち次に掲げるもののみを受け入れる
こと、当該金融商品取引業者等は、政令で定めるところにより基準経過日（当該口座に初めて累積投資勘定を設け
た日から十年を経過した日及び同日の翌日以後五年を経過した日ごとの日をいう。）における当該居住者又は恒久
的施設を有する非居住者の住所その他の政令で定める事項を確認することとされていること、当該累積投資勘定に
おいて振替口座簿への記載若しくは記録又は保管の委託がされている上場株式等の譲渡は当該金融商品取引業者等
への売委託による方法、当該金融商品取引業者等に対してする方法その他政令で定める方法によりすること、当該
累積投資勘定が設けられた日の属する年の一月一日から二十年を経過した日において当該累積投資勘定に係る上場
株式等は当該累積投資勘定が設けられた口座から、政令で定めるところにより他の保管口座に移管されることその
他政令で定める事項が定められているものをいう。
イ
当該口座に累積投資勘定が設けられた日から同日の属する年の十二月三十一日までの期間（以下この号におい
て「受入期間」という。）内に当該金融商品取引業者等への買付けの委託により取得をした上場株式等、当該金
融商品取引業者等から取得をした上場株式等又は当該金融商品取引業者等が行う上場株式等の募集により取得を
した上場株式等のうち、その取得後直ちに当該口座に受け入れられるもので当該受入期間内に受け入れた上場株
式等の取得対価の額の合計額が四十万円を超えないもの
イ
当該口座に累積投資勘定が設けられた日から同日の属する年の十二月三十一日までの期間（以下この号におい
て「受入期間」という。）内に当該金融商品取引業者等への買付けの委託により取得をした上場株式等、当該金
融商品取引業者等から取得をした上場株式等又は当該金融商品取引業者等が行う上場株式等の募集により取得を
した上場株式等のうち、その取得後直ちに当該口座に受け入れられるもので当該受入期間内に受け入れた上場株
式等の取得対価の額の合計額が四十万円を超えないもの
ロ
イに掲げるもののほか政令で定める上場株式等 ロ
イに掲げるもののほか政令で定める上場株式等
五
累積投資勘定 非課税累積投資契約に基づき振替口座簿への記載若しくは記録又は保管の委託がされる上場株式
等につき当該記載若しくは記録又は保管の委託に関する記録を他の取引に関する記録と区分して行うための勘定
で、次に掲げる要件を満たすものをいう。
五
累積投資勘定 非課税累積投資契約に基づき振替口座簿への記載若しくは記録又は保管の委託がされる上場株式
等につき当該記載若しくは記録又は保管の委託に関する記録を他の取引に関する記録と区分して行うための勘定
で、次に掲げる要件を満たすものをいう。
イ
当該勘定は、金融商品取引業者等の営業所の長が、居住者若しくは恒久的施設を有する非居住者から提出を受
けた非課税適用確認書、勘定廃止通知書若しくは非課税口座廃止通知書又はこれらの者から提出を受けた非課税
イ
当該勘定は、金融商品取引業者等の営業所の長が、居住者若しくは恒久的施設を有する非居住者から提出を受
けた非課税適用確認書、勘定廃止通知書若しくは非課税口座廃止通知書又はこれらの者から提出を受けた非課税